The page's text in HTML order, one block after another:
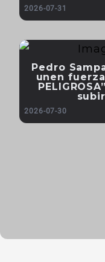
2026-07-31
Pedro
unen
2026-07-30